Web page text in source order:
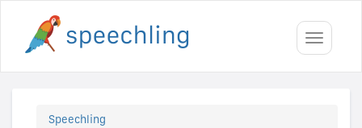
Toggle
Speechling